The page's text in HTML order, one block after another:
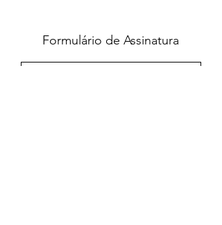
Formulário de Assinatura